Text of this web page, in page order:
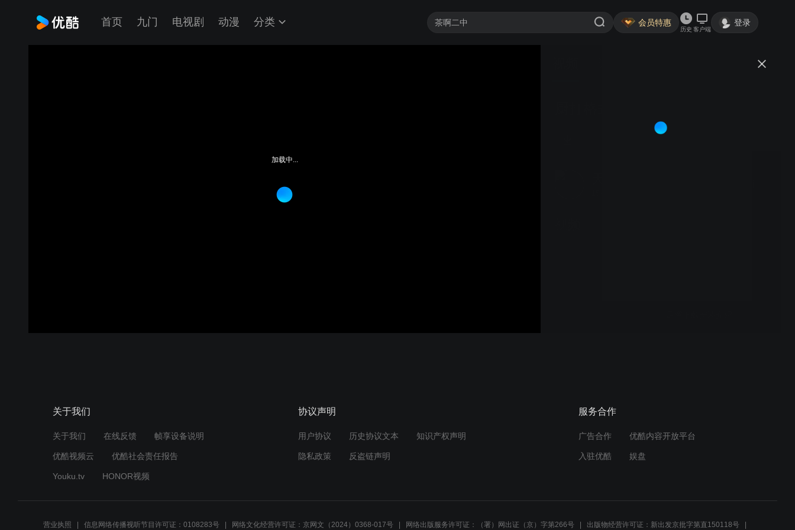
首页 九门 电视剧 动漫 分类 会员特惠
历史 客户端
登录
加载中...
能介绍完整版视频
关于我们
关于我们 在线反馈 帧享设备说明
优酷视频云 优酷社会责任报告
Youku.tv HONOR视频
协议声明
用户协议 历史协议文本 知识产权声明
隐私政策 反盗链声明
服务合作
广告合作 优酷内容开放平台
入驻优酷 娱盘
营业执照 信息网络传播视听节目许可证：0108283号 网络文化经营许可证：京网文（2024）0368-017号 网络出版服务许可证：（署）网出证（京）字第266号 出版物经营许可证：新出发京批字第直150118号